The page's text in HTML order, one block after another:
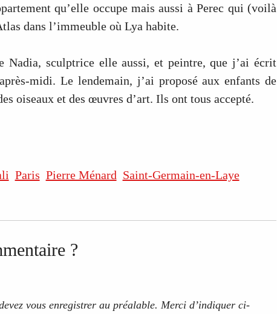
qu’elle occupe mais aussi à Perec qui (voilà
dans l’immeuble où Lya habite.
Nadia, sculptrice elle aussi, et peintre, que j’ai écrit
midi. Le lendemain, j’ai proposé aux enfants de
oiseaux et des œuvres d’art. Ils ont tous accepté.
Paris Pierre Ménard Saint-Germain-en-Laye
?
vous enregistrer au préalable. Merci d’indiquer ci-